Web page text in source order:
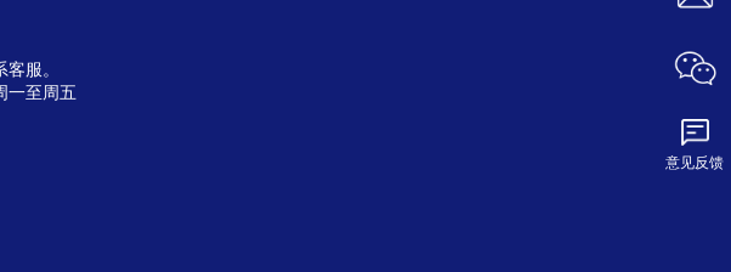
意见反馈
服。
一至周五